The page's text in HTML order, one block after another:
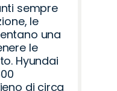
sempre
le
una
le
Hyundai
di circa